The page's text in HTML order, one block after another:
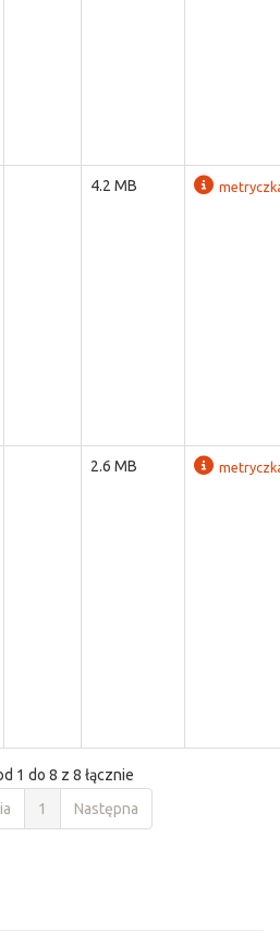
4.2 MB
2.6 MB
1 do 8 z 8 łącznie
1 Następna